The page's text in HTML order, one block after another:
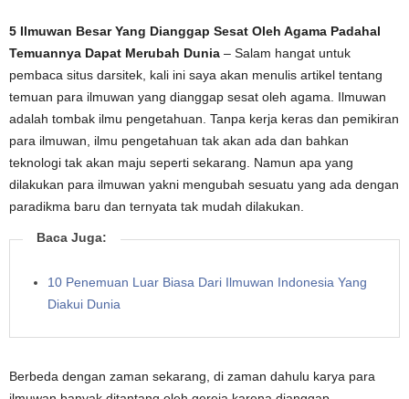
5 Ilmuwan Besar Yang Dianggap Sesat Oleh Agama Padahal
Temuannya Dapat Merubah Dunia – Salam hangat untuk
pembaca situs darsitek, kali ini saya akan menulis artikel tentang
temuan para ilmuwan yang dianggap sesat oleh agama. Ilmuwan
adalah tombak ilmu pengetahuan. Tanpa kerja keras dan pemikiran
para ilmuwan, ilmu pengetahuan tak akan ada dan bahkan
teknologi tak akan maju seperti sekarang. Namun apa yang
dilakukan para ilmuwan yakni mengubah sesuatu yang ada dengan
paradikma baru dan ternyata tak mudah dilakukan.
Baca Juga:
10 Penemuan Luar Biasa Dari Ilmuwan Indonesia Yang
Diakui Dunia
Berbeda dengan zaman sekarang, di zaman dahulu karya para